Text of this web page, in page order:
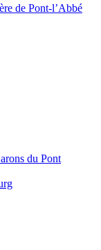
de Pont-l’Abbé
du Pont